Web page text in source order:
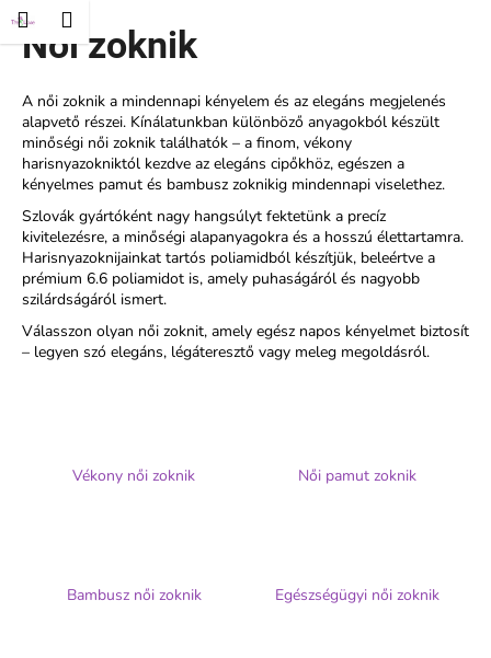
Ugrás
tartalomhoz
KosárMenü
Női zoknik
A női zoknik a mindennapi kényelem és az elegáns megjelenés
alapvető részei. Kínálatunkban különböző anyagokból készült
minőségi női zoknik találhatók – a finom, vékony
harisnyazokniktól kezdve az elegáns cipőkhöz, egészen a
kényelmes pamut és bambusz zoknikig mindennapi viselethez.
Szlovák gyártóként nagy hangsúlyt fektetünk a precíz
kivitelezésre, a minőségi alapanyagokra és a hosszú élettartamra.
Harisnyazoknijainkat tartós poliamidból készítjük, beleértve a
prémium 6.6 poliamidot is, amely puhaságáról és nagyobb
szilárdságáról ismert.
Válasszon olyan női zoknit, amely egész napos kényelmet biztosít
– legyen szó elegáns, légáteresztő vagy meleg megoldásról.
Vékony női zoknik Női pamut zoknik
Bambusz női zoknik Egészségügyi női zoknik
K
o
Vissza
Vissza
M
i
t
k
e
r
e
s
?